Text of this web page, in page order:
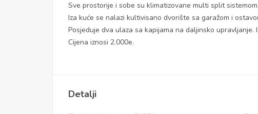
Sve prostorije i sobe su klimatizovane multi split
Iza kuće se nalazi kultivisano dvorište sa garažom i
Posjeduje dva ulaza sa kapijama na daljinsko upravljanje.
Cijena iznosi 2.000e.
Detalji